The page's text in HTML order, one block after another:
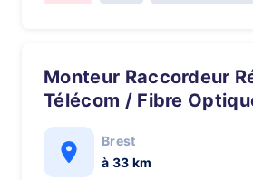
Monteur Raccordeur Réseaux
Télécom / Fibre
Brest
à 33 km